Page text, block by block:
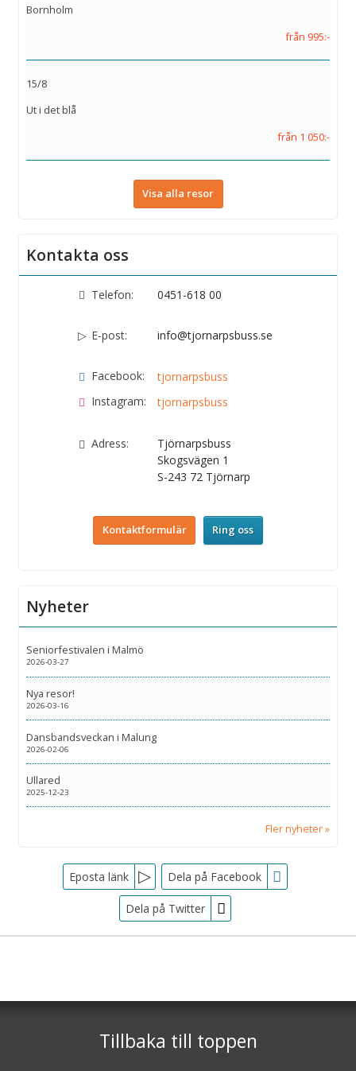
Bornholm
från 995:-
15/8
Ut i det blå
från 1 050:-
Visa alla resor
Kontakta oss
Telefon: 0451-618 00
E-post: info@tjornarpsbuss.se
Facebook:
tjornarpsbuss
Instagram:
tjornarpsbuss
Adress:
Tjörnarpsbuss
Skogsvägen 1
S-243 72 Tjörnarp
Kontaktformulär Ring oss
Nyheter
Seniorfestivalen i Malmö
2026-03-27
Nya resor!
2026-03-16
Dansbandsveckan i Malung
2026-02-06
Ullared
2025-12-23
Fler nyheter
FacebookEposta länk Dela på Facebook
Dela på Twitter
Sociala medier
Jag samtycker till dataskyddspolicyn.
Telefon 0451-618 00
Tillbaka till toppen